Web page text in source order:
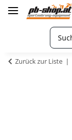
Zurück zur Liste